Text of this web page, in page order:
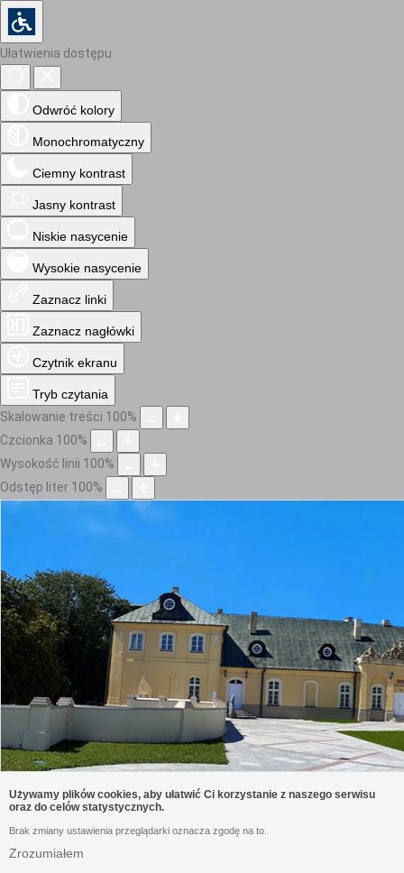
Ułatwienia dostępu
Odwróć kolory
Monochromatyczny
Ciemny kontrast
Jasny kontrast
Niskie nasycenie
Wysokie nasycenie
Zaznacz linki
Zaznacz nagłówki
Czytnik ekranu
Tryb czytania
Skalowanie treści 100%
Czcionka 100%
Wysokość linii 100%
Odstęp liter 100%
Używamy plików cookies, aby ułatwić Ci korzystanie z naszego serwisu
oraz do celów statystycznych.
Brak zmiany ustawienia przeglądarki oznacza zgodę na to.
Zrozumiałem